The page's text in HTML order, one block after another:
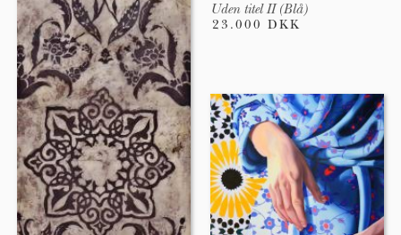
Uden titel II (Blå)
23.000 DKK